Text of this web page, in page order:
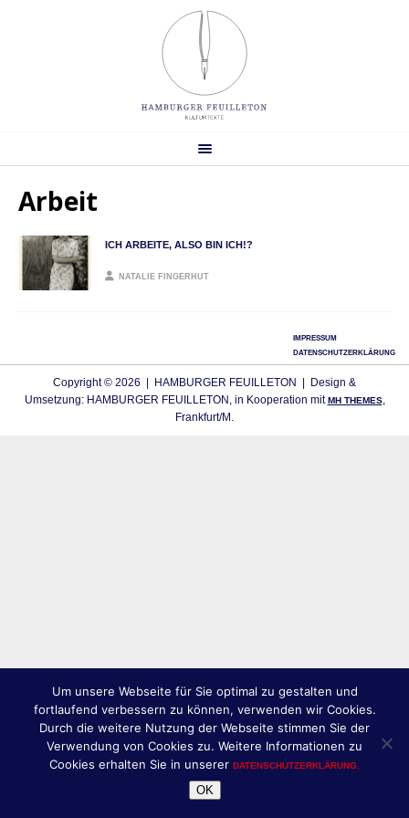
Arbeit
ICH ARBEITE, ALSO BIN ICH!?
NATALIE FINGERHUT
IMPRESSUM
DATENSCHUTZERKLÄRUNG
Copyright © 2026 | HAMBURGER FEUILLETON | Design &
Umsetzung: HAMBURGER FEUILLETON, in Kooperation mitMH THEMES,
Frankfurt/M.
Um unsere Webseite für Sie optimal zu gestalten und
fortlaufend verbessern zu können, verwenden wir Cookies.
Durch die weitere Nutzung der Webseite stimmen Sie der
Verwendung von Cookies zu. Weitere Informationen zu
Cookies erhalten Sie in unserer DATENSCHUTZERKLÄRUNG.
OK